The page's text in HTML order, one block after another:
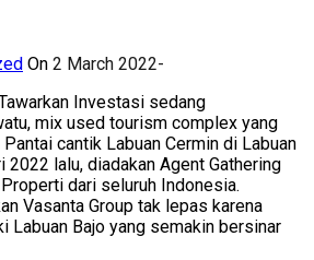
On 2 March 2022
Investasi sedang
mix used tourism complex yang
cantik Labuan Cermin di Labuan
2022 lalu, diadakan Agent Gathering
dari seluruh Indonesia.
Vasanta Group tak lepas karena
Labuan Bajo yang semakin bersinar